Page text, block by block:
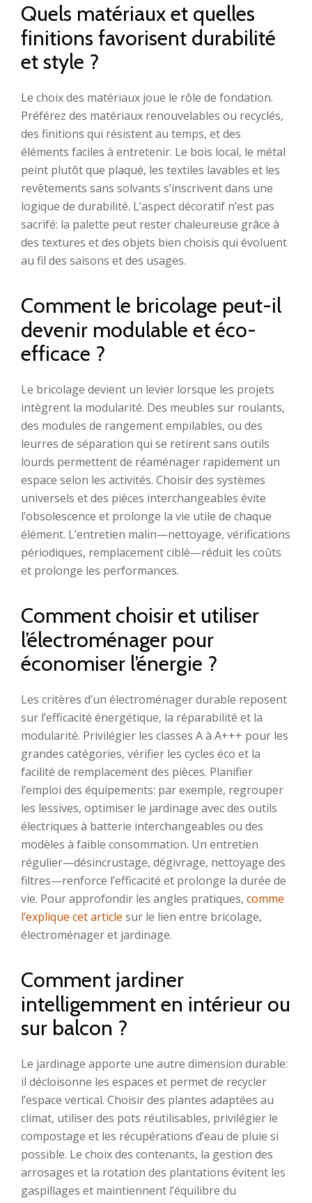
Quels matériaux et quelles
finitions favorisent durabilité
et style ?
Le choix des matériaux joue le rôle de fondation.
Préférez des matériaux renouvelables ou recyclés,
des finitions qui résistent au temps, et des
éléments faciles à entretenir. Le bois local, le métal
peint plutôt que plaqué, les textiles lavables et les
revêtements sans solvants s’inscrivent dans une
logique de durabilité. L’aspect décoratif n’est pas
sacrifé: la palette peut rester chaleureuse grâce à
des textures et des objets bien choisis qui évoluent
au fil des saisons et des usages.
Comment le bricolage peut-il
devenir modulable et éco-
efficace ?
Le bricolage devient un levier lorsque les projets
intègrent la modularité. Des meubles sur roulants,
des modules de rangement empilables, ou des
leurres de séparation qui se retirent sans outils
lourds permettent de réaménager rapidement un
espace selon les activités. Choisir des systèmes
universels et des pièces interchangeables évite
l’obsolescence et prolonge la vie utile de chaque
élément. L’entretien malin—nettoyage, vérifications
périodiques, remplacement ciblé—réduit les coûts
et prolonge les performances.
Comment choisir et utiliser
l’électroménager pour
économiser l’énergie ?
Les critères d’un électroménager durable reposent
sur l’efficacité énergétique, la réparabilité et la
modularité. Privilégier les classes A à A+++ pour les
grandes catégories, vérifier les cycles éco et la
facilité de remplacement des pièces. Planifier
l’emploi des équipements: par exemple, regrouper
les lessives, optimiser le jardinage avec des outils
électriques à batterie interchangeables ou des
modèles à faible consommation. Un entretien
régulier—désincrustage, dégivrage, nettoyage des
filtres—renforce l’efficacité et prolonge la durée de
vie. Pour approfondir les angles pratiques, comme
l’explique cet article sur le lien entre bricolage,
électroménager et jardinage.
Comment jardiner
intelligemment en intérieur ou
sur balcon ?
Le jardinage apporte une autre dimension durable:
il décloisonne les espaces et permet de recycler
l’espace vertical. Choisir des plantes adaptées au
climat, utiliser des pots réutilisables, privilégier le
compostage et les récupérations d’eau de pluie si
possible. Le choix des contenants, la gestion des
arrosages et la rotation des plantations évitent les
gaspillages et maintiennent l’équilibre du